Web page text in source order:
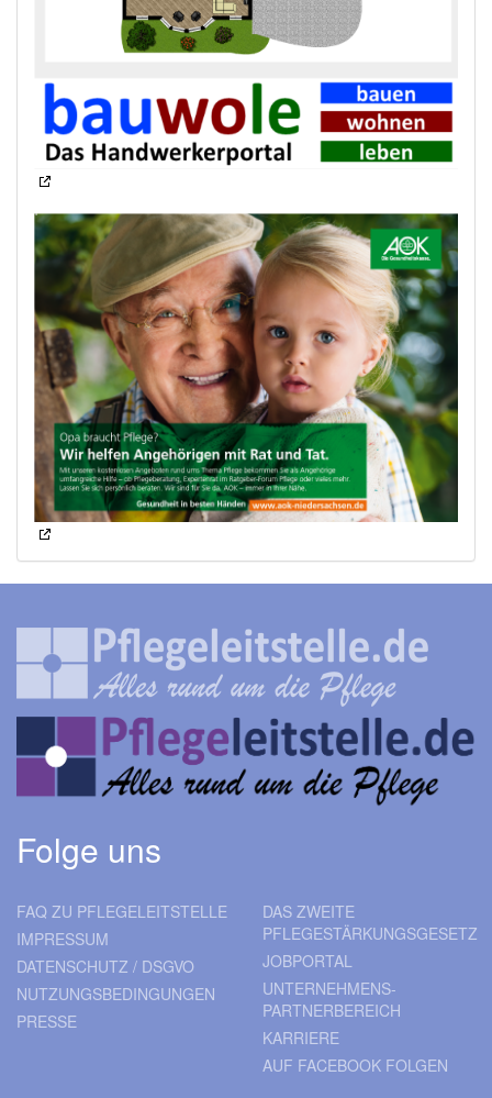
Folge uns
FAQ ZU PFLEGELEITSTELLE
IMPRESSUM
DATENSCHUTZ / DSGVO
NUTZUNGSBEDINGUNGEN
PRESSE
DAS ZWEITE
PFLEGESTÄRKUNGSGESETZ
JOBPORTAL
UNTERNEHMENS-
PARTNERBEREICH
KARRIERE
AUF FACEBOOK FOLGEN